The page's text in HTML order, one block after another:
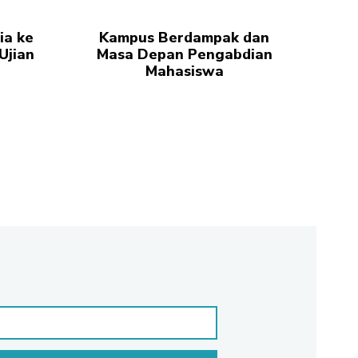
ke
Kampus Berdampak dan
Masa Depan Pengabdian
Mahasiswa